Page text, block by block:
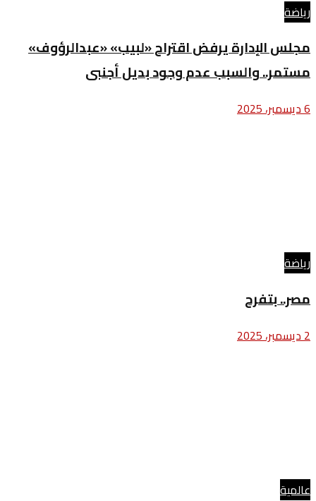
رياضة
مجلس الإدارة يرفض اقتراح «لبيب» «عبدالرؤوف»
مستمر.. والسبب عدم وجود بديل أجنبى
6 ديسمبر، 2025
رياضة
مصر.. بتفرح
2 ديسمبر، 2025
عالمية